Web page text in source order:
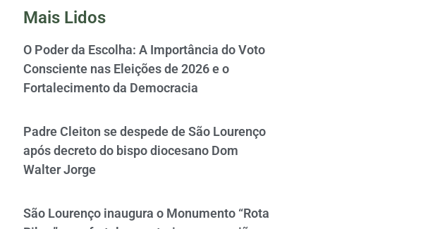
Mais Lidos
O Poder da Escolha: A Importância do Voto
Consciente nas Eleições de 2026 e o
Fortalecimento da Democracia
Padre Cleiton se despede de São Lourenço
após decreto do bispo diocesano Dom
Walter Jorge
São Lourenço inaugura o Monumento “Rota